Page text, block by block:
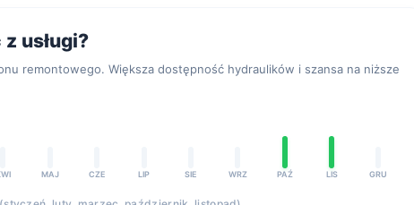
usługi?
remontowego. Większa dostępność hydraulików i szansa na niższe
MAJ CZE LIP SIE WRZ PAŹ LIS GRU